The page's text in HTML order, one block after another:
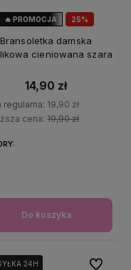
25%
🔥 PROMOCJA
Bransoletka damska
cieniowana szara
14,90 zł
regularna: 19,90 zł
cena: 19,90 zł
Do koszyka
24H
24H Do